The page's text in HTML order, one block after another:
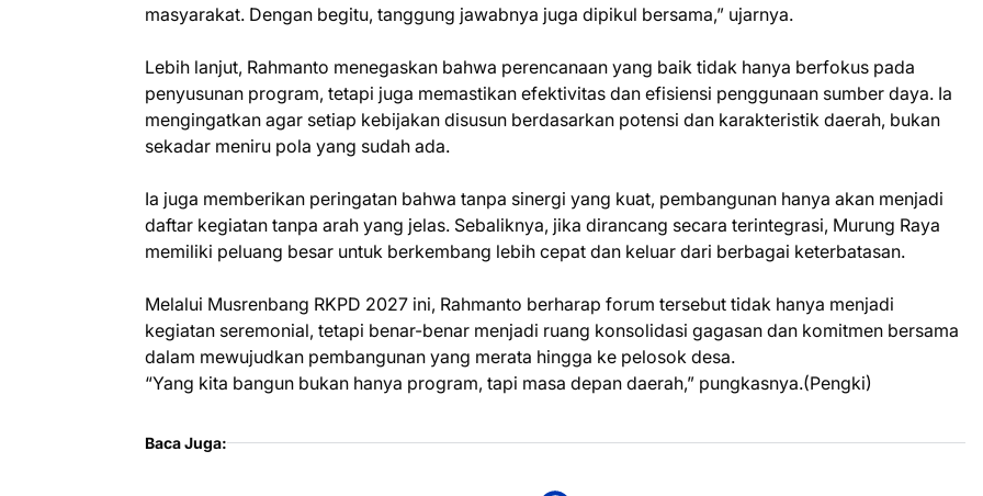
masyarakat. Dengan begitu, tanggung jawabnya juga dipikul bersama,” ujarnya.
Lebih lanjut, Rahmanto menegaskan bahwa perencanaan yang baik tidak hanya berfokus pada
penyusunan program, tetapi juga memastikan efektivitas dan efisiensi penggunaan sumber daya. Ia
mengingatkan agar setiap kebijakan disusun berdasarkan potensi dan karakteristik daerah, bukan
sekadar meniru pola yang sudah ada.
Ia juga memberikan peringatan bahwa tanpa sinergi yang kuat, pembangunan hanya akan menjadi
daftar kegiatan tanpa arah yang jelas. Sebaliknya, jika dirancang secara terintegrasi, Murung Raya
memiliki peluang besar untuk berkembang lebih cepat dan keluar dari berbagai keterbatasan.
Melalui Musrenbang RKPD 2027 ini, Rahmanto berharap forum tersebut tidak hanya menjadi
kegiatan seremonial, tetapi benar-benar menjadi ruang konsolidasi gagasan dan komitmen bersama
dalam mewujudkan pembangunan yang merata hingga ke pelosok desa.
“Yang kita bangun bukan hanya program, tapi masa depan daerah,” pungkasnya.(Pengki)
Baca Juga: